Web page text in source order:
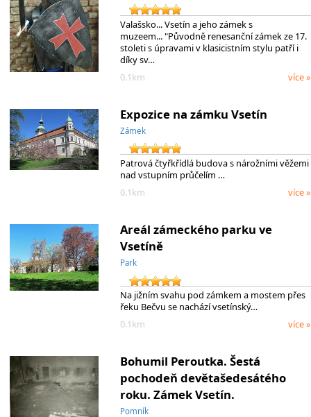
Valašsko... Vsetín a jeho zámek s
muzeem... "Původně renesanční zámek ze 17.
stoleti s úpravami v klasicistním stylu patří i
díky sv…
0.1km
více »
Expozice na zámku Vsetín
Zámek
Patrová čtyřkřídlá budova s nárožními věžemi
nad vstupním průčelím …
0.1km
více »
Areál zámeckého parku ve
Vsetíně
Park
Na jižním svahu pod zámkem a mostem přes
řeku Bečvu se nachází vsetínský…
0.1km
více »
Bohumil Peroutka. Šestá
pochodeň devětašedesátého
roku. Zámek Vsetín.
Pomník